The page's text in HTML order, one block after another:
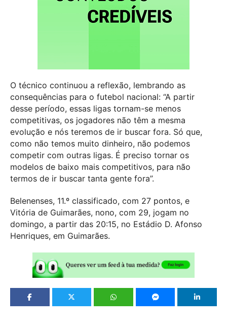
O técnico continuou a reflexão, lembrando as
consequências para o futebol nacional: “A partir
desse período, essas ligas tornam-se menos
competitivas, os jogadores não têm a mesma
evolução e nós teremos de ir buscar fora. Só que,
como não temos muito dinheiro, não podemos
competir com outras ligas. É preciso tornar os
modelos de baixo mais competitivos, para não
termos de ir buscar tanta gente fora”.
Belenenses, 11.º classificado, com 27 pontos, e
Vitória de Guimarães, nono, com 29, jogam no
domingo, a partir das 20:15, no Estádio D. Afonso
Henriques, em Guimarães.